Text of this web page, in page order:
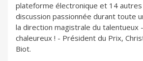
plateforme électronique et 14 autres
discussion passionnée durant toute
la direction magistrale du talentueux
chaleureux ! - Président du Prix,
Biot.